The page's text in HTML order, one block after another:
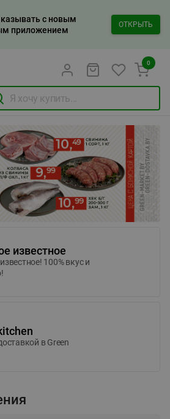
с новым
приложением
ОТКРЫТЬ
0
известное
100% вкус и
в Green